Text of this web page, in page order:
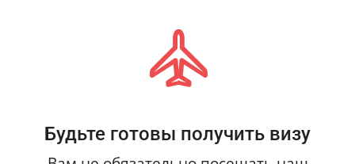
Будьте готовы получить визу